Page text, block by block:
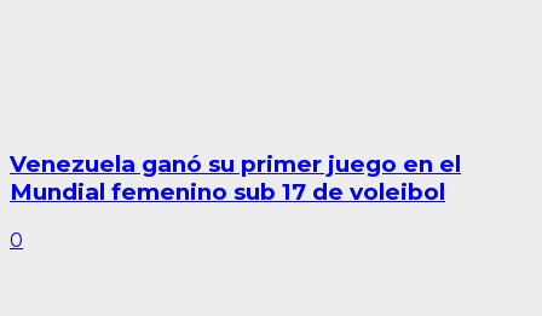
Venezuela ganó su primer juego en el
Mundial femenino sub 17 de voleibol
0